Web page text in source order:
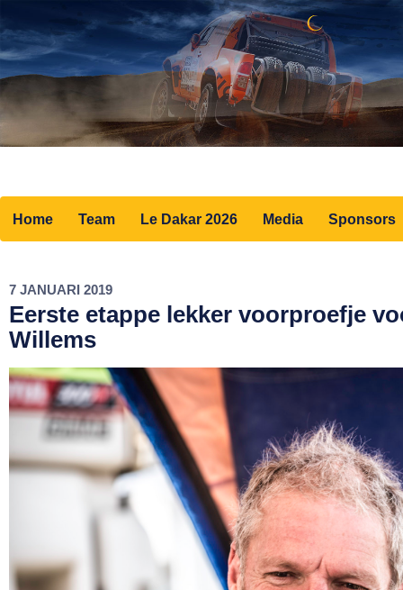
Home Team Le Dakar 2026 Media Sponsors
7 JANUARI 2019
Eerste etappe lekker voorproefje
Willems